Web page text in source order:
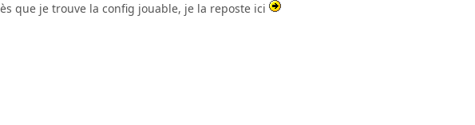
que je trouve la config jouable, je la reposte ici